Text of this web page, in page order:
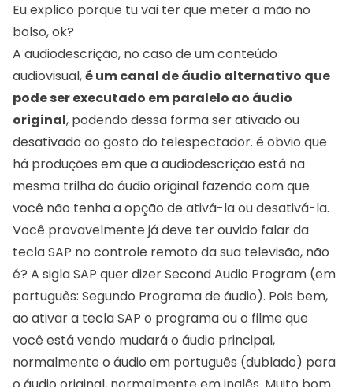
Eu explico porque tu vai ter que meter a mão no
bolso, ok?
A audiodescrição, no caso de um conteúdo
audiovisual,é um canal de áudio alternativo que
pode ser executado em paralelo ao áudio
original, podendo dessa forma ser ativado ou
desativado ao gosto do telespectador. é obvio que
há produções em que a audiodescrição está na
mesma trilha do áudio original fazendo com que
você não tenha a opção de ativá-la ou desativá-la.
Você provavelmente já deve ter ouvido falar da
tecla SAP no controle remoto da sua televisão, não
é? A sigla SAP quer dizerSecond Audio Program (em
português: Segundo Programa de áudio). Pois bem,
ao ativar a tecla SAP o programa ou o filme que
você está vendo mudará o áudio principal,
normalmente o áudio em português (dublado) para